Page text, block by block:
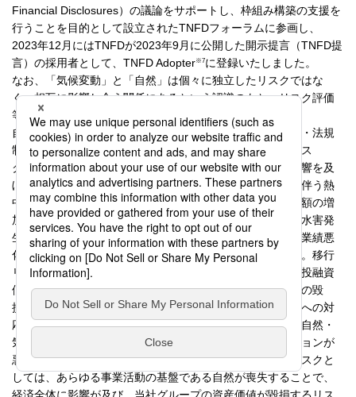
Financial Disclosures）の議論をサポートし、枠組み構築の支援を
行うことを目的として設立されたTNFDフォーラムに参画し、
2023年12月にはTNFDが2023年9月に公開した開示提言（TNFD提
言）の採用者として、TNFD Adopter※7に登録いたしました。
なお、「気候変動」と「自然」は個々に独立したリスクではな
く、相互に影響し合う関係にあるという認識のもと、リスク評価
等においても一体的に取り組んでいます。
自然・気候変動に関する物理的リスクや移行リスク（政策・法規
制リスク、技術リスク、市場リスク、レピュテーションリス
ク）、システミックリスクは、当社グループの業績に悪影響を及
ぼす可能性があります。物理的リスクとしては、温暖化に伴う熱
中症や汚染に伴う感染症の増加による保険金・給付金支払額の増
加、自然の喪失を原因とする災害の深刻化、台風等による水害発
生の増加に伴う保険金・給付金支払額の増加、投融資先の業績悪
化に伴う資産価値の低下・引当額の増加等が想定されます。移行
リスクとしては、自然の保全への対応が不十分な企業への投融資
価値の低下、炭素税導入、市場・社会環境変化による資産の毀
損、新技術開発・消費者行動の変化への対応等の環境変化への対
応が不十分な企業への投融資価値の低下、当社グループの自然・
気候変動に関する対応が不十分なことによりレピュテーションが
悪化するリスク等が想定されます。また、システミックリスクと
しては、あらゆる事業活動の基盤である自然が喪失することで、